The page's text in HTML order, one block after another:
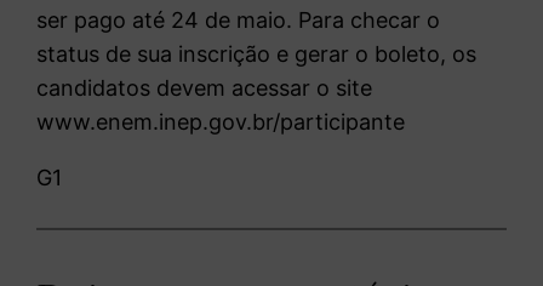
ser pago até 24 de maio. Para checar o
status de sua inscrição e gerar o boleto, os
candidatos devem acessar o site
www.enem.inep.gov.br/participante
G1